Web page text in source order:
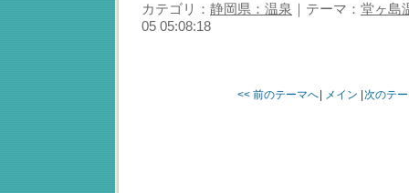
カテゴリ： 静岡県：温泉 ｜テーマ： 堂ヶ島
05 05:08:18
<< 前のテーマへ メイン 次のテ